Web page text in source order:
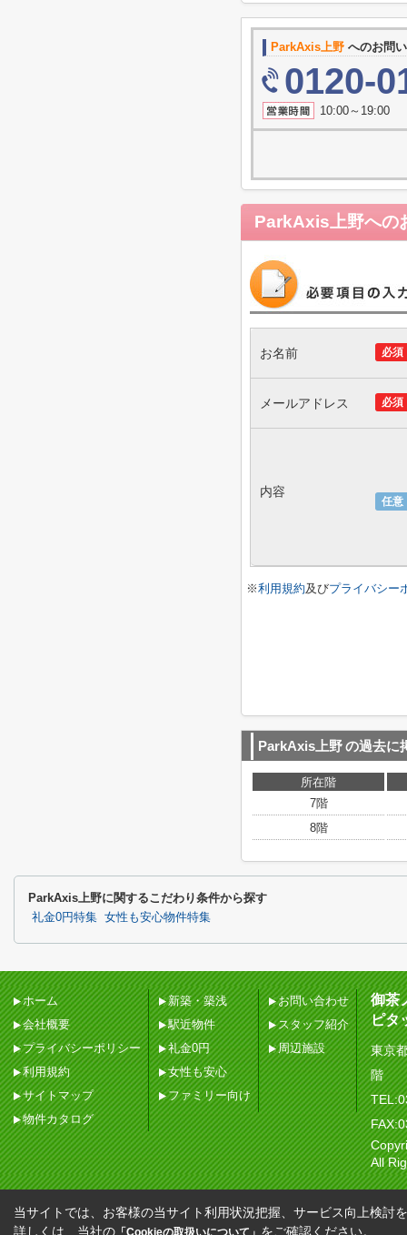
ParkAxis上野 へのお問
0120-
10:00～19:00
ParkAxis上野への
必須
お名前
必須
メールアドレス
任意
内容
※利用規約及びプライバシー
ParkAxis上野の過去に
所在階
7階
8階
ParkAxis上野に関するこだわり条件から探す
礼金0円特集 女性も安心物件特集
ホーム
会社概要
プライバシーポリシー
利用規約
サイトマップ
物件カタログ
新築・築浅
駅近物件
礼金0円
女性も安心
ファミリー向け
お問い合わせ
スタッフ紹介
周辺施設
御茶
ピタ
東京
階
All
当サイトでは、お客様の当サイト利用状況把握、サービス向上検討
詳しくは、当社の 「Cookieの取扱いについて」 をご確認ください。